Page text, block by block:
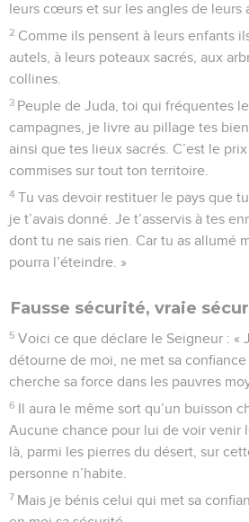
leurs cœurs et sur les angles de leurs
2 Comme ils pensent à leurs enfants
autels, à leurs poteaux sacrés, aux
collines.
3 Peuple de Juda, toi qui fréquentes
campagnes, je livre au pillage tes
ainsi que tes lieux sacrés. C’est le
commises sur tout ton territoire.
4 Tu vas devoir restituer le pays que
je t’avais donné. Je t’asservis à tes
dont tu ne sais rien. Car tu as allumé
pourra l’éteindre. »
Fausse sécurité, vraie
5 Voici ce que déclare le Seigneur : «
détourne de moi, ne met sa confiance
cherche sa force dans les pauvres
6 Il aura le même sort qu’un buisson
Aucune chance pour lui de voir venir
là, parmi les pierres du désert, sur
personne n’habite.
7 Mais je bénis celui qui met sa